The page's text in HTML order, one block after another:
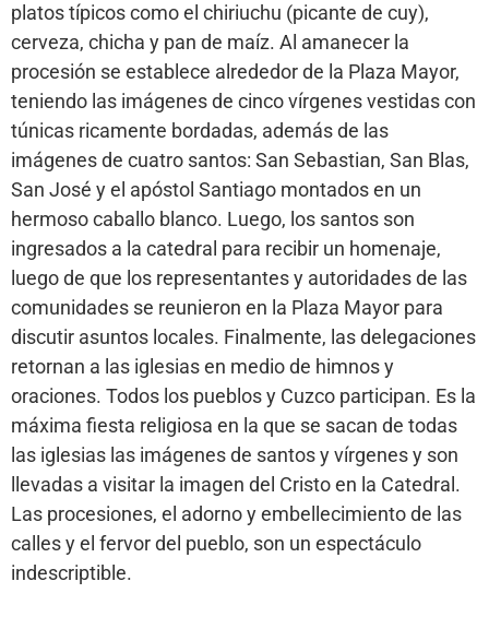
platos típicos como el chiriuchu (picante de cuy),
cerveza, chicha y pan de maíz. Al amanecer la
procesión se establece alrededor de la Plaza Mayor,
teniendo las imágenes de cinco vírgenes vestidas con
túnicas ricamente bordadas, además de las
imágenes de cuatro santos: San Sebastian, San Blas,
San José y el apóstol Santiago montados en un
hermoso caballo blanco. Luego, los santos son
ingresados a la catedral para recibir un homenaje,
luego de que los representantes y autoridades de las
comunidades se reunieron en la Plaza Mayor para
discutir asuntos locales. Finalmente, las delegaciones
retornan a las iglesias en medio de himnos y
oraciones. Todos los pueblos y Cuzco participan. Es la
máxima fiesta religiosa en la que se sacan de todas
las iglesias las imágenes de santos y vírgenes y son
llevadas a visitar la imagen del Cristo en la Catedral.
Las procesiones, el adorno y embellecimiento de las
calles y el fervor del pueblo, son un espectáculo
indescriptible.